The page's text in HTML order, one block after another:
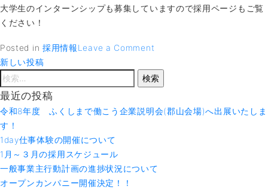
す！
大学生のインターンシップも募集していますので採用ページもご覧
ください！
Posted in 採用情報Leave a Comment
校
生
ン
シ
投
稿
ナ
ビ
ゲ
ー
シ
ョ
ン
新しい投稿
検
索:
最近の投稿
令和8年度 ふくしまで働こう企業説明会(郡山会場)へ出展いたしま
す！
1day仕事体験の開催について
1月～３月の採用スケジュール
一般事業主行動計画の進捗状況について
オープンカンパニー開催決定！！